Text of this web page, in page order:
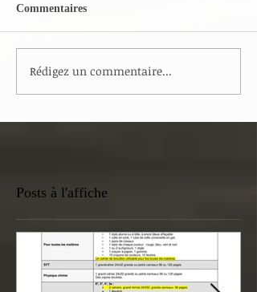
Commentaires
Rédigez un commentaire...
Posts à l'affiche